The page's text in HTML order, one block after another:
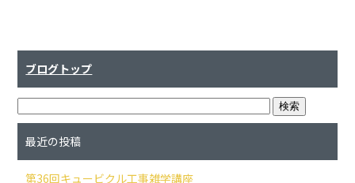
ブログトップ
最近の投稿
第36回キュービクル工事雑学講座